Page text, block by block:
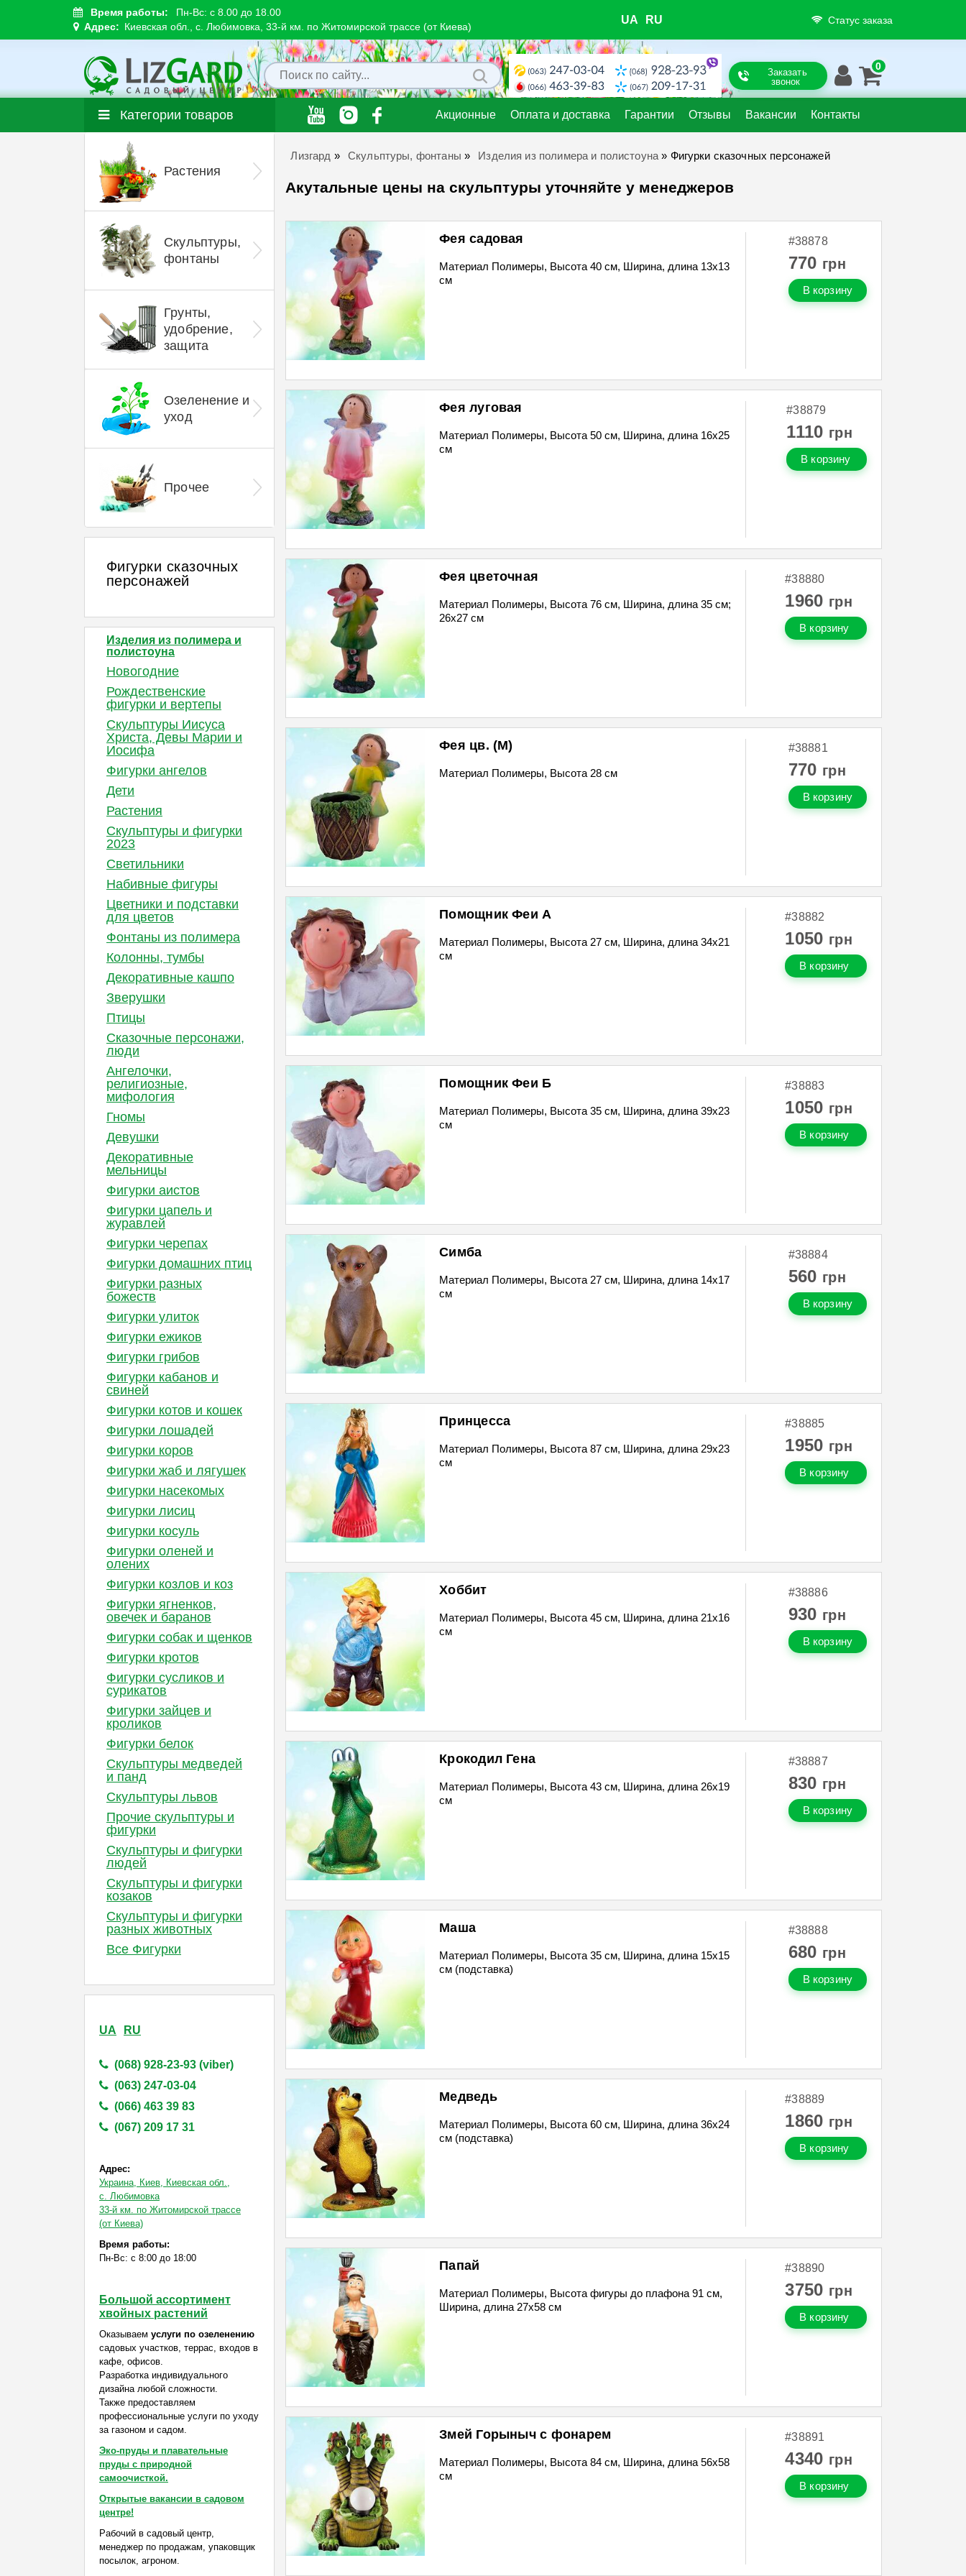
Время работы:
Пн-Вс: с 8.00 до 18.00
Адрес: Киевская обл., с. Любимовка, 33-й км. по Житомирской трассе (от Киева)
RU
UA Статус заказа
Заказать
звонок
Категории товаров Акционные Оплата и доставка Гарантии Отзывы Вакансии Контакты
Растения
Скульптуры,
фонтаны
Грунты,
удобрение,
защита
Озеленение и
уход
Прочее
Фигурки сказочных
персонажей
Изделия из полимера и
полистоуна
Новогодние
Рождественские
фигурки и вертепы
Скульптуры Иисуса
Христа, Девы Марии и
Иосифа
Фигурки ангелов
Дети
Растения
Cкульптуры и фигурки
2023
Светильники
Набивные фигуры
Цветники и подставки
для цветов
Фонтаны из полимера
Колонны, тумбы
Декоративные кашпо
Зверушки
Птицы
Сказочные персонажи,
люди
Ангелочки,
религиозные,
мифология
Гномы
Девушки
Декоративные
мельницы
Фигурки аистов
Фигурки цапель и
журавлей
Фигурки черепах
Фигурки домашних птиц
Фигурки разных
божеств
Фигурки улиток
Фигурки ежиков
Фигурки грибов
Фигурки кабанов и
свиней
Фигурки котов и кошек
Фигурки лошадей
Фигурки коров
Фигурки жаб и лягушек
Фигурки насекомых
Фигурки лисиц
Фигурки косуль
Фигурки оленей и
олених
Фигурки козлов и коз
Фигурки ягненков,
овечек и баранов
Фигурки собак и щенков
Фигурки кротов
Фигурки сусликов и
сурикатов
Фигурки зайцев и
кроликов
Фигурки белок
Скульптуры медведей
и панд
Скульптуры львов
Прочие скульптуры и
фигурки
Скульптуры и фигурки
людей
Скульптуры и фигурки
козаков
Скульптуры и фигурки
разных животных
Все Фигурки
RU
UA
(068) 928-23-93 (viber)
(063) 247-03-04
(066) 463 39 83
(067) 209 17 31
Адрес:
Украина, Киев, Киевская обл.,
с. Любимовка
33-й км. по Житомирской трассе
(от Киева)
Время работы:
Пн-Вс: с 8:00 до 18:00
Большой ассортимент
хвойных растений
Оказываем услуги по озеленению
садовых участков, террас, входов в
кафе, офисов.
Разработка индивидуального
дизайна любой сложности.
Также предоставляем
профессиональные услуги по уходу
за газоном и садом.
Эко-пруды и плавательные
пруды с природной
самоочисткой.
Открытые вакансии в садовом
центре!
Рабочий в садовый центр,
менеджер по продажам, упаковщик
посылок, агроном.
Лизгард » Скульптуры, фонтаны » Изделия из полимера и полистоуна » Фигурки сказочных персонажей
Акутальные цены на скульптуры уточняйте у менеджеров
Фея садовая
Материал Полимеры, Высота 40 см, Ширина, длина 13х13
см
#38878
770 грн
В корзину
Фея луговая
Материал Полимеры, Высота 50 см, Ширина, длина 16х25
см
#38879
1110 грн
В корзину
Фея цветочная
Материал Полимеры, Высота 76 см, Ширина, длина 35 см;
26х27 см
#38880
1960 грн
В корзину
Фея цв. (М)
Материал Полимеры, Высота 28 см
#38881
770 грн
В корзину
Помощник Феи А
Материал Полимеры, Высота 27 см, Ширина, длина 34х21
см
#38882
1050 грн
В корзину
Помощник Феи Б
Материал Полимеры, Высота 35 см, Ширина, длина 39х23
см
#38883
1050 грн
В корзину
Симба
Материал Полимеры, Высота 27 см, Ширина, длина 14х17
см
#38884
560 грн
В корзину
Принцесса
Материал Полимеры, Высота 87 см, Ширина, длина 29х23
см
#38885
1950 грн
В корзину
Хоббит
Материал Полимеры, Высота 45 см, Ширина, длина 21х16
см
#38886
930 грн
В корзину
Крокодил Гена
Материал Полимеры, Высота 43 см, Ширина, длина 26х19
см
#38887
830 грн
В корзину
Маша
Материал Полимеры, Высота 35 см, Ширина, длина 15х15
см (подставка)
#38888
680 грн
В корзину
Медведь
Материал Полимеры, Высота 60 см, Ширина, длина 36х24
см (подставка)
#38889
1860 грн
В корзину
Папай
Материал Полимеры, Высота фигуры до плафона 91 см,
Ширина, длина 27х58 см
#38890
3750 грн
В корзину
Змей Горыныч с фонарем
Материал Полимеры, Высота 84 см, Ширина, длина 56х58
см
#38891
4340 грн
В корзину